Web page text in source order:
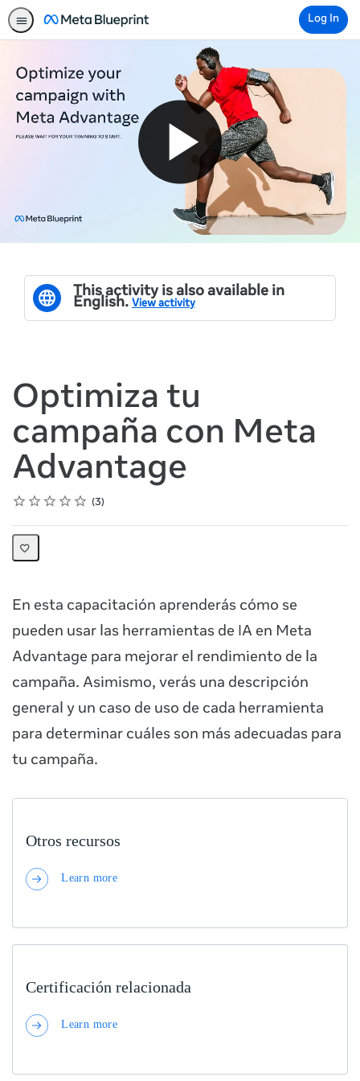
Log In
This activity is also available in
English. View activity
Optimiza tu
campaña con Meta
Advantage
Rating
1 star
2 stars
3 stars
4 stars
5 stars
Average rating: 5.0 3
3 reviews
En esta capacitación aprenderás cómo se
pueden usar las herramientas de IA en Meta
Advantage para mejorar el rendimiento de la
campaña. Asimismo, verás una descripción
general y un caso de uso de cada herramienta
para determinar cuáles son más adecuadas para
tu campaña.
Otros recursos
Learn more
Certificación relacionada
Learn more